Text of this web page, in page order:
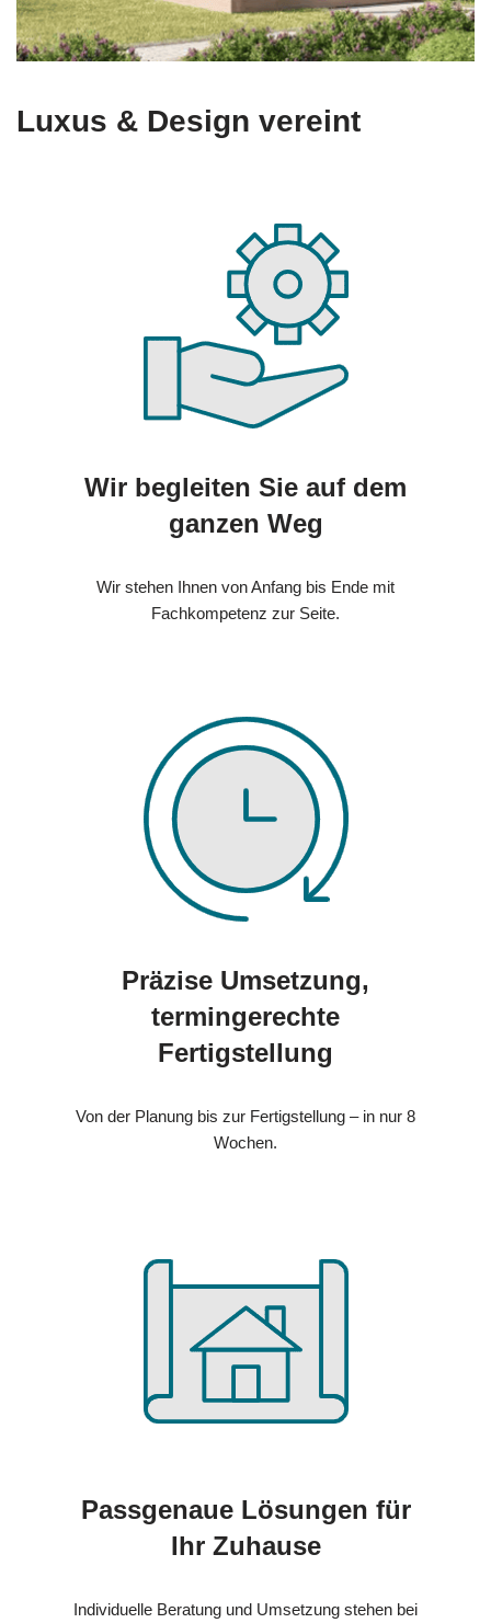
Luxus & Design vereint
Wir begleiten Sie auf dem
ganzen Weg
Wir stehen Ihnen von Anfang bis Ende mit
Fachkompetenz zur Seite.
Präzise Umsetzung,
termingerechte
Fertigstellung
Von der Planung bis zur Fertigstellung – in nur 8
Wochen.
Passgenaue Lösungen für
Ihr Zuhause
Individuelle Beratung und Umsetzung stehen bei